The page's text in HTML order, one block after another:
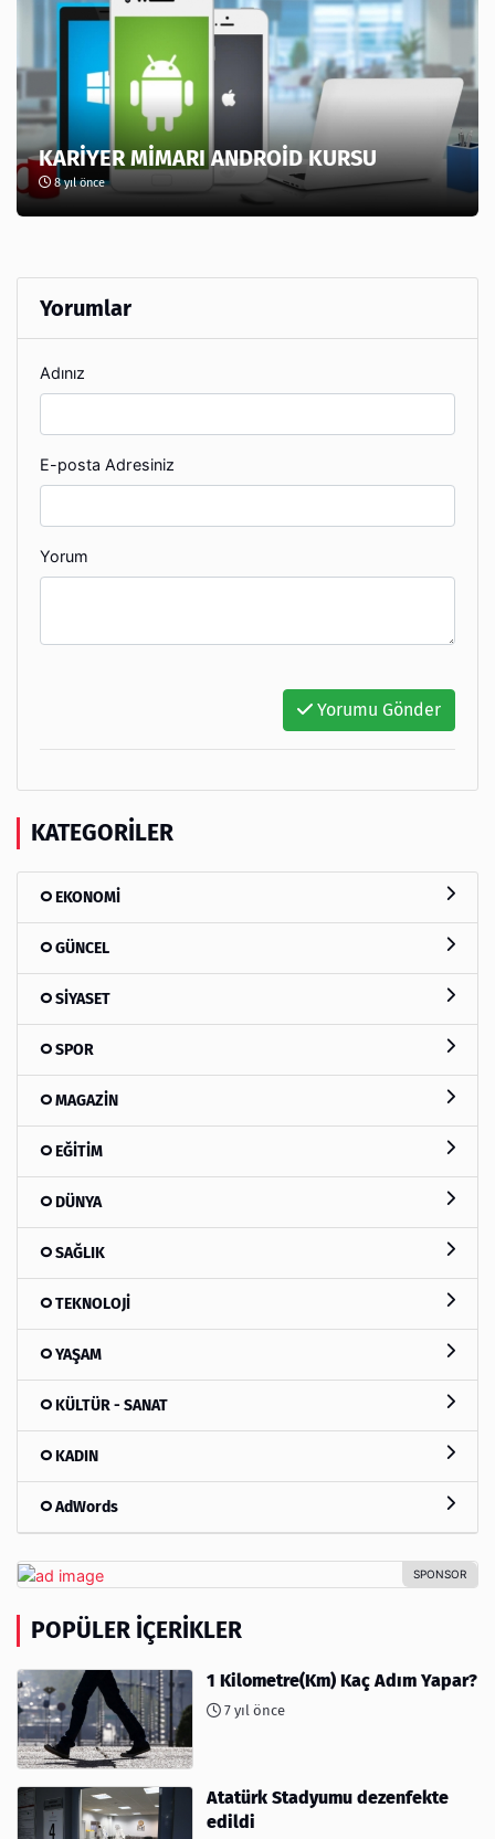
KARİYER MİMARI ANDROİD KURSU
8 yıl önce
Yorumlar
Adınız
E-posta Adresiniz
Yorum
Yorumu Gönder
KATEGORILER
EKONOMİ
GÜNCEL
SİYASET
SPOR
MAGAZİN
EĞİTİM
DÜNYA
SAĞLIK
TEKNOLOJİ
YAŞAM
KÜLTÜR - SANAT
KADIN
AdWords
POPÜLER İÇERIKLER
1 Kilometre(Km) Kaç Adım Yapar?
7 yıl önce
Atatürk Stadyumu dezenfekte
edildi